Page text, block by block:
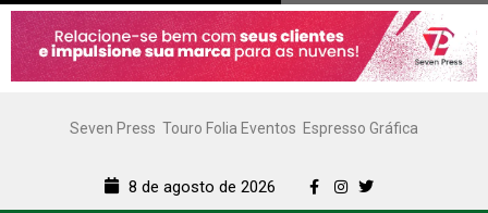
Seven Press Touro Folia Eventos Espresso Gráfica
8 de agosto de 2026